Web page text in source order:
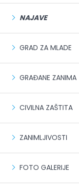
NAJAVE
GRAD ZA MLADE
GRAĐANE ZANIMA
CIVILNA ZAŠTITA
ZANIMLJIVOSTI
FOTO GALERIJE